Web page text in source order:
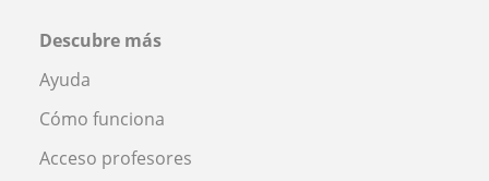
Descubre más
Ayuda
Cómo funciona
Acceso profesores